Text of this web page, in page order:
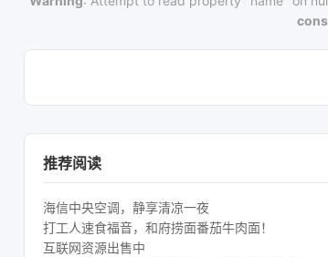
推荐阅读
海信中央空调，静享清凉一夜
打工人速食福音，和府捞面番茄牛肉面！
互联网资源出售中